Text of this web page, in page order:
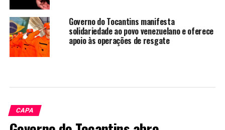
Governo do Tocantins manifesta
solidariedade ao povo venezuelano e oferece
apoio às operações de resgate
CAPA